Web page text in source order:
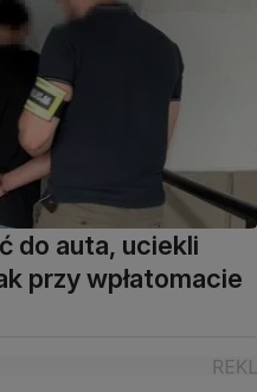
do auta, uciekli
przy wpłatomacie